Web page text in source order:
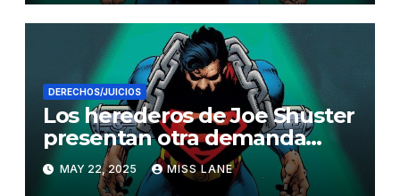
DERECHOS/JUICIOS
Los herederos de Joe Shuster
presentan otra demanda
para impedir el estreno de
«SUPERMAN»
MAY 22, 2025 MISS LANE